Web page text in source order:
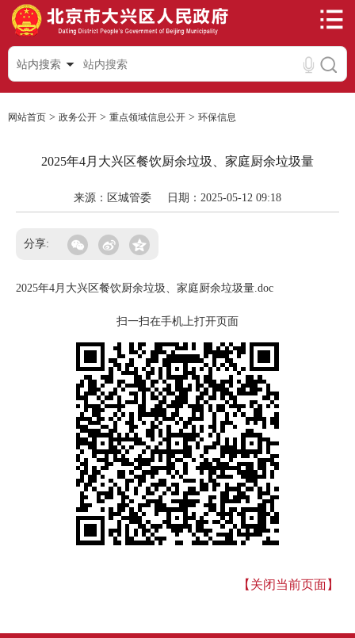
站内搜索
网站首页 > 政务公开 > 重点领域信息公开 > 环保信息
2025年4月大兴区餐饮厨余垃圾、家庭厨余垃圾量
来源：区城管委 日期：2025-05-12 09:18
分享:
2025年4月大兴区餐饮厨余垃圾、家庭厨余垃圾量.doc
扫一扫在手机上打开页面
【关闭当前页面】